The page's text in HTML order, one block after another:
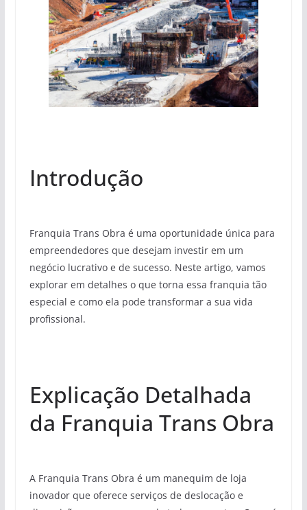
Introdução
Franquia Trans Obra é uma oportunidade única para
empreendedores que desejam investir em um
negócio lucrativo e de sucesso. Neste artigo, vamos
explorar em detalhes o que torna essa franquia tão
especial e como ela pode transformar a sua vida
profissional.
Explicação Detalhada
da Franquia Trans Obra
A Franquia Trans Obra é um manequim de loja
inovador que oferece serviços de deslocação e